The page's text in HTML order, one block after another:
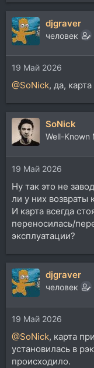
djgraver
человек
19 Май 2026
@SoNick, да,
SoNick
Well-Known
19 Май 2026
Ну так это не
ли у них возвраты
И карта всегда
переносилась/
эксплуатации?
djgraver
человек
19 Май 2026
@SoNick, карта
установилась в
происходило.